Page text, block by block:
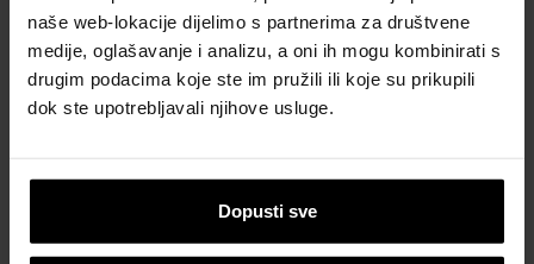
naše web-lokacije dijelimo s partnerima za društvene
medije, oglašavanje i analizu, a oni ih mogu kombinirati s
drugim podacima koje ste im pružili ili koje su prikupili
dok ste upotrebljavali njihove usluge.
Dopusti sve
dom je odraz vašeg karaktera, a ovdje možete
odabrati inspirativne objekte koji to i oslikavaju.